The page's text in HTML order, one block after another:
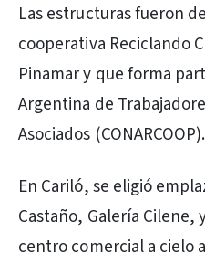
Las estructuras fueron
cooperativa Reciclando
Pinamar y que forma
Argentina de
Asociados (CONARCOOP).
En Cariló, se eligió
Castaño, Galería Cilene,
centro comercial a cielo